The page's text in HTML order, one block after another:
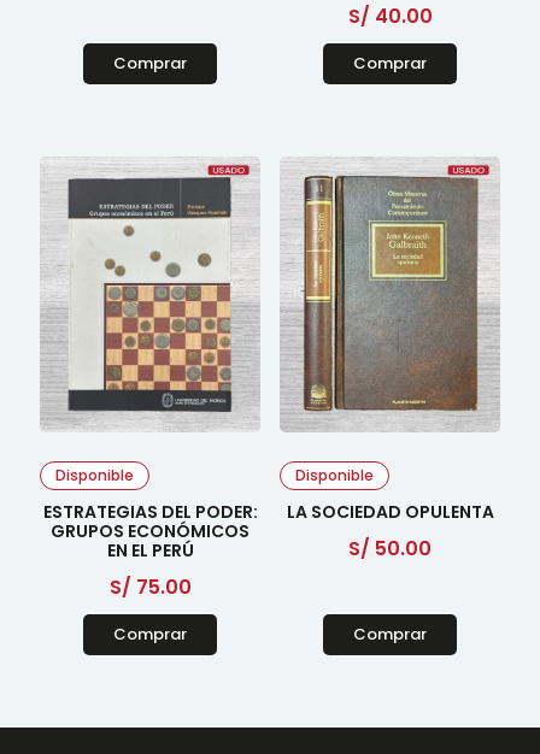
Comprar
S/ 40.00
Comprar
Disponible
ESTRATEGIAS DEL PODER:
GRUPOS ECONÓMICOS
EN EL PERÚ
S/ 75.00
Comprar
Disponible
LA SOCIEDAD OPULENTA
S/ 50.00
Comprar